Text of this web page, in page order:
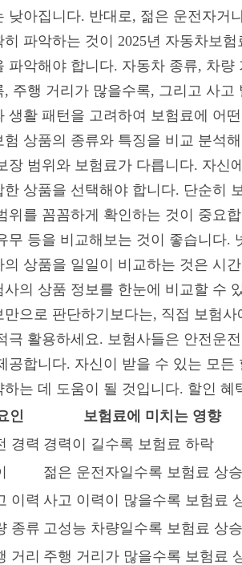
낮아집니다. 반대로, 젊은 운전자거
히 파악하는 것이 2025년 자동차보
파악해야 합니다. 자동차 종류, 차
, 주행 거리가 많을수록, 그리고 사
생활 패턴을 고려하여 보험료에 어
험 상품의 종류와 특징을 비교 분석
장 범위와 보험료가 다릅니다. 자신
한 상품을 선택해야 합니다. 단순히
위를 꼼꼼하게 확인하는 것이 중요
무 등을 비교해보는 것이 좋습니다.
의 상품을 일일이 비교하는 것은 시
사의 상품 정보를 한눈에 비교할 수
만으로 판단하기보다는, 직접 보험
극 활용하세요. 보험사들은 안전운
공합니다. 자신이 받을 수 있는 모
하는 데 도움이 될 것입니다. 할인
인
보험료에 미치는 영향
경력 경력이 길수록 보험료 하락
젊은 운전자일수록 보험료 상승
이력 사고 이력이 많을수록 보험료
종류 고성능 차량일수록 보험료 상승
거리 주행 거리가 많을수록 보험료